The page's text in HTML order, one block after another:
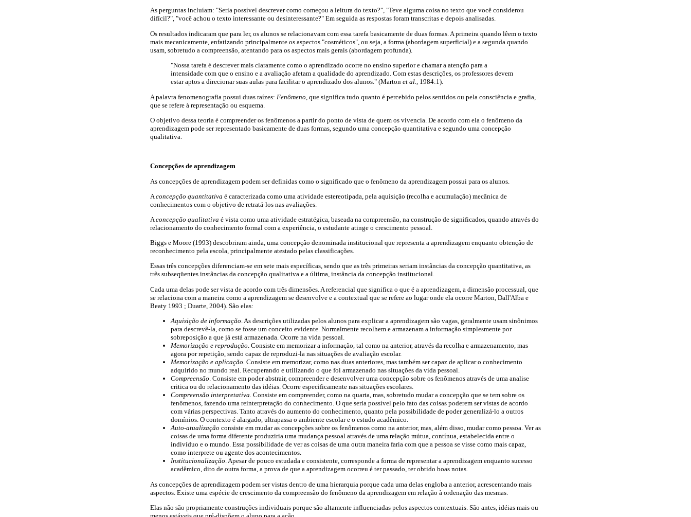
As perguntas incluíam: "Seria possível descrever como começou a leitura do texto?", "Teve alguma coisa no texto que você considerou
difícil?", "você achou o texto interessante ou desinteressante?" Em seguida as respostas foram transcritas e depois analisadas.
Os resultados indicaram que para ler, os alunos se relacionavam com essa tarefa basicamente de duas formas. A primeira quando lêem o texto
mais mecanicamente, enfatizando principalmente os aspectos "cosméticos", ou seja, a forma (abordagem superficial) e a segunda quando
usam, sobretudo a compreensão, atentando para os aspectos mais gerais (abordagem profunda).
"Nossa tarefa é descrever mais claramente como o aprendizado ocorre no ensino superior e chamar a atenção para a
intensidade com que o ensino e a avaliação afetam a qualidade do aprendizado. Com estas descrições, os professores devem
estar aptos a direcionar suas aulas para facilitar o aprendizado dos alunos." (Marton et al., 1984:1).
A palavra fenomenografia possui duas raízes: Fenômeno , que significa tudo quanto é percebido pelos sentidos ou pela consciência e grafia,
que se refere à representação ou esquema.
O objetivo dessa teoria é compreender os fenômenos a partir do ponto de vista de quem os vivencia. De acordo com ela o fenômeno da
aprendizagem pode ser representado basicamente de duas formas, segundo uma concepção quantitativa e segundo uma concepção
qualitativa.
Concepções de aprendizagem
As concepções de aprendizagem podem ser definidas como o significado que o fenômeno da aprendizagem possui para os alunos.
A concepção quantitativa é caracterizada como uma atividade estereotipada, pela aquisição (recolha e acumulação) mecânica de
conhecimentos com o objetivo de retratá-los nas avaliações.
A concepção qualitativa é vista como uma atividade estratégica, baseada na compreensão, na construção de significados, quando através do
relacionamento do conhecimento formal com a experiência, o estudante atinge o crescimento pessoal.
Biggs e Moore (1993) descobriram ainda, uma concepção denominada institucional que representa a aprendizagem enquanto obtenção de
reconhecimento pela escola, principalmente atestado pelas classificações.
Essas três concepções diferenciam-se em sete mais específicas, sendo que as três primeiras seriam instâncias da concepção quantitativa, as
três subseqüentes instâncias da concepção qualitativa e a última, instância da concepção institucional.
Cada uma delas pode ser vista de acordo com três dimensões. A referencial que significa o que é a aprendizagem, a dimensão processual, que
se relaciona com a maneira como a aprendizagem se desenvolve e a contextual que se refere ao lugar onde ela ocorre Marton, Dall'Alba e
Beaty 1993 ; Duarte, 2004). São elas:
Aquisição de informação. As descrições utilizadas pelos alunos para explicar a aprendizagem são vagas, geralmente usam sinônimos
para descrevê-la, como se fosse um conceito evidente. Normalmente recolhem e armazenam a informação simplesmente por
sobreposição a que já está armazenada. Ocorre na vida pessoal.
Memorização e reprodução. Consiste em memorizar a informação, tal como na anterior, através da recolha e armazenamento, mas
agora por repetição, sendo capaz de reproduzi-la nas situações de avaliação escolar.
Memorização e aplicação. Consiste em memorizar, como nas duas anteriores, mas também ser capaz de aplicar o conhecimento
adquirido no mundo real. Recuperando e utilizando o que foi armazenado nas situações da vida pessoal.
Compreensão. Consiste em poder abstrair, compreender e desenvolver uma concepção sobre os fenômenos através de uma analise
critica ou do relacionamento das idéias. Ocorre especificamente nas situações escolares.
Compreensão interpretativa. Consiste em compreender, como na quarta, mas, sobretudo mudar a concepção que se tem sobre os
fenômenos, fazendo uma reinterpretação do conhecimento. O que seria possível pelo fato das coisas poderem ser vistas de acordo
com várias perspectivas. Tanto através do aumento do conhecimento, quanto pela possibilidade de poder generalizá-lo a outros
domínios. O contexto é alargado, ultrapassa o ambiente escolar e o estudo acadêmico.
Auto-atualização consiste em mudar as concepções sobre os fenômenos como na anterior, mas, além disso, mudar como pessoa. Ver as
coisas de uma forma diferente produziria uma mudança pessoal através de uma relação mútua, contínua, estabelecida entre o
indivíduo e o mundo. Essa possibilidade de ver as coisas de uma outra maneira faria com que a pessoa se visse como mais capaz,
como interprete ou agente dos acontecimentos.
Institucionalização. Apesar de pouco estudada e consistente, corresponde a forma de representar a aprendizagem enquanto sucesso
acadêmico, dito de outra forma, a prova de que a aprendizagem ocorreu é ter passado, ter obtido boas notas.
As concepções de aprendizagem podem ser vistas dentro de uma hierarquia porque cada uma delas engloba a anterior, acrescentando mais
aspectos. Existe uma espécie de crescimento da compreensão do fenômeno da aprendizagem em relação à ordenação das mesmas.
Elas não são propriamente construções individuais porque são altamente influenciadas pelos aspectos contextuais. São antes, idéias mais ou